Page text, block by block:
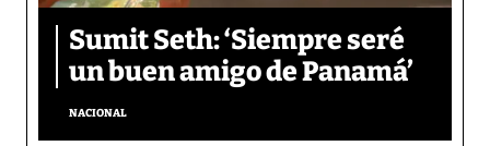
Sumit Seth: ‘Siempre seré
un buen amigo de Panamá’
NACIONAL